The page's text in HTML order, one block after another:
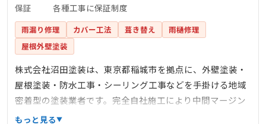
保証
各種工事に保証制度
雨漏り修理 カバー工法 葺き替え
雨樋修理
屋根外壁塗装
株式会社沼田塗装は、東京都稲城市を拠点に、外壁塗装・
屋根塗装・防水工事・シーリング工事などを手掛ける地域
密着型の塗装業者です。完全自社施工により中間マージン
を排除し、高品質な施工を低コストで提供しています。主
もっと見る